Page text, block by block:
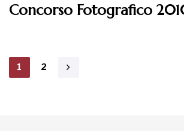
Concorso Fotografico
1 2